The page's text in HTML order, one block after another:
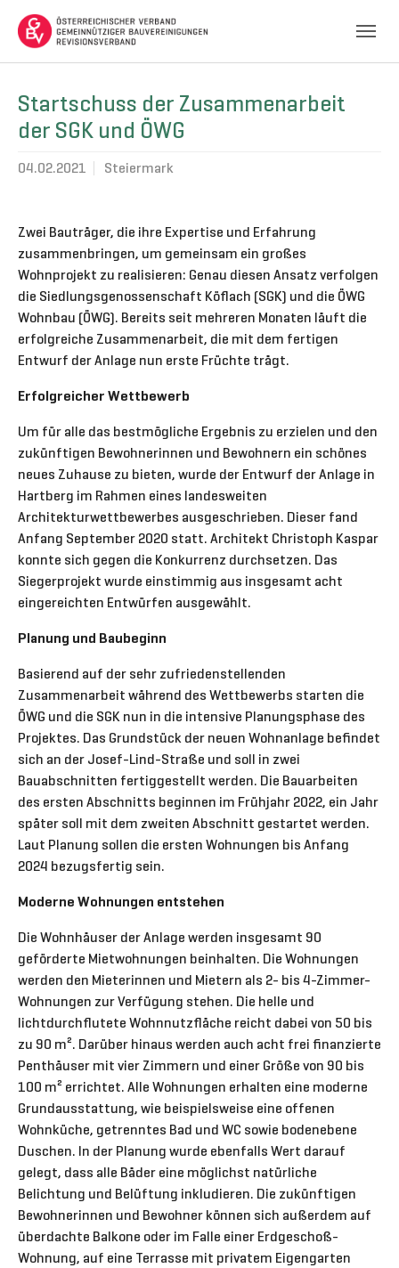
Startschuss der Zusammenarbeit
der SGK und ÖWG
04.02.2021 Steiermark
Zwei Bauträger, die ihre Expertise und Erfahrung
zusammenbringen, um gemeinsam ein großes
Wohnprojekt zu realisieren: Genau diesen Ansatz verfolgen
die Siedlungsgenossenschaft Köflach (SGK) und die ÖWG
Wohnbau (ÖWG). Bereits seit mehreren Monaten läuft die
erfolgreiche Zusammenarbeit, die mit dem fertigen
Entwurf der Anlage nun erste Früchte trägt.
Erfolgreicher Wettbewerb
Um für alle das bestmögliche Ergebnis zu erzielen und den
zukünftigen Bewohnerinnen und Bewohnern ein schönes
neues Zuhause zu bieten, wurde der Entwurf der Anlage in
Hartberg im Rahmen eines landesweiten
Architekturwettbewerbes ausgeschrieben. Dieser fand
Anfang September 2020 statt. Architekt Christoph Kaspar
konnte sich gegen die Konkurrenz durchsetzen. Das
Siegerprojekt wurde einstimmig aus insgesamt acht
eingereichten Entwürfen ausgewählt.
Planung und Baubeginn
Basierend auf der sehr zufriedenstellenden
Zusammenarbeit während des Wettbewerbs starten die
ÖWG und die SGK nun in die intensive Planungsphase des
Projektes. Das Grundstück der neuen Wohnanlage befindet
sich an der Josef-Lind-Straße und soll in zwei
Bauabschnitten fertiggestellt werden. Die Bauarbeiten
des ersten Abschnitts beginnen im Frühjahr 2022, ein Jahr
später soll mit dem zweiten Abschnitt gestartet werden.
Laut Planung sollen die ersten Wohnungen bis Anfang
2024 bezugsfertig sein.
Moderne Wohnungen entstehen
Die Wohnhäuser der Anlage werden insgesamt 90
geförderte Mietwohnungen beinhalten. Die Wohnungen
werden den Mieterinnen und Mietern als 2- bis 4-Zimmer-
Wohnungen zur Verfügung stehen. Die helle und
lichtdurchflutete Wohnnutzfläche reicht dabei von 50 bis
zu 90 m². Darüber hinaus werden auch acht frei finanzierte
Penthäuser mit vier Zimmern und einer Größe von 90 bis
100 m² errichtet. Alle Wohnungen erhalten eine moderne
Grundausstattung, wie beispielsweise eine offenen
Wohnküche, getrenntes Bad und WC sowie bodenebene
Duschen. In der Planung wurde ebenfalls Wert darauf
gelegt, dass alle Bäder eine möglichst natürliche
Belichtung und Belüftung inkludieren. Die zukünftigen
Bewohnerinnen und Bewohner können sich außerdem auf
überdachte Balkone oder im Falle einer Erdgeschoß-
Wohnung, auf eine Terrasse mit privatem Eigengarten